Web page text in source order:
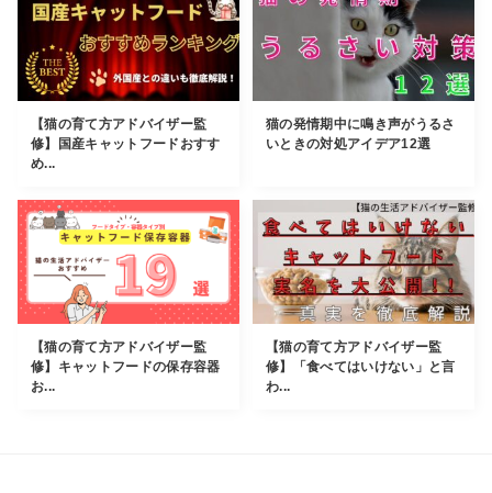
【猫の育て方アドバイザー監
修】国産キャットフードおすす
め...
猫の発情期中に鳴き声がうるさ
いときの対処アイデア12選
【猫の育て方アドバイザー監
修】キャットフードの保存容器
お...
【猫の育て方アドバイザー監
修】「食べてはいけない」と言
わ...